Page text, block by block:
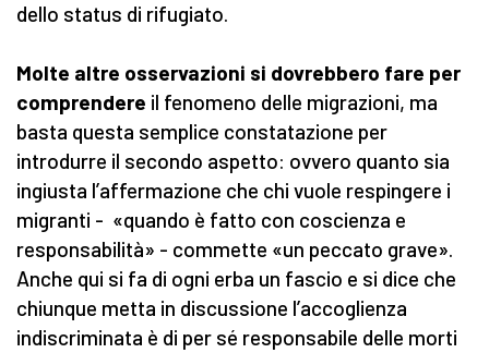
dello status di rifugiato.
Molte altre osservazioni si dovrebbero fare per
comprendere il fenomeno delle migrazioni, ma
basta questa semplice constatazione per
introdurre il secondo aspetto: ovvero quanto sia
ingiusta l’affermazione che chi vuole respingere i
migranti - «quando è fatto con coscienza e
responsabilità» - commette «un peccato grave».
Anche qui si fa di ogni erba un fascio e si dice che
chiunque metta in discussione l’accoglienza
indiscriminata è di per sé responsabile delle morti